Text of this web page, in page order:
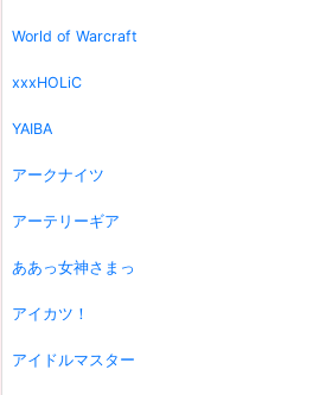
World of Warcraft
xxxHOLiC
YAIBA
アークナイツ
アーテリーギア
ああっ女神さまっ
アイカツ！
アイドルマスター